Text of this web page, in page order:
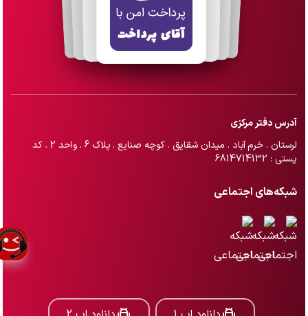
آدرس دفتر مرکزی
لرستان . خرم آباد . میدان شقایق . کوچه صنایع . پلاک 6 . واحد 2 . کد
پستی : 6814714132
شبکه‌های اجتماعی